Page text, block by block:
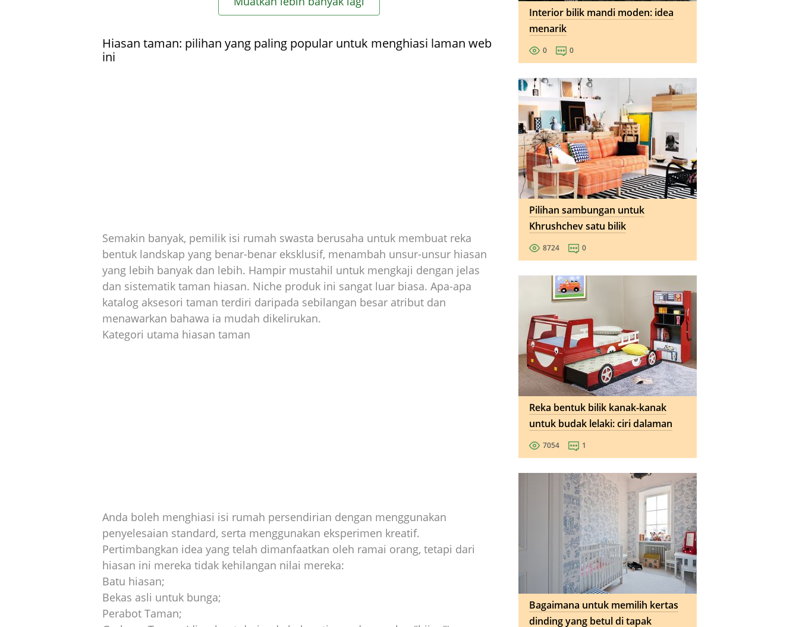
Hiasan taman: pilihan yang paling popular untuk menghiasi laman web
ini
Semakin banyak, pemilik isi rumah swasta berusaha untuk membuat reka
bentuk landskap yang benar-benar eksklusif, menambah unsur-unsur hiasan
yang lebih banyak dan lebih. Hampir mustahil untuk mengkaji dengan jelas
dan sistematik taman hiasan. Niche produk ini sangat luar biasa. Apa-apa
katalog aksesori taman terdiri daripada sebilangan besar atribut dan
menawarkan bahawa ia mudah dikelirukan.
Kategori utama hiasan taman
Anda boleh menghiasi isi rumah persendirian dengan menggunakan
penyelesaian standard, serta menggunakan eksperimen kreatif.
Pertimbangkan idea yang telah dimanfaatkan oleh ramai orang, tetapi dari
hiasan ini mereka tidak kehilangan nilai mereka:
Batu hiasan;
Bekas asli untuk bunga;
Perabot Taman;
Interior bilik mandi moden: idea
menarik
0 0
Pilihan sambungan untuk
Khrushchev satu bilik
8724 0
Reka bentuk bilik kanak-kanak
untuk budak lelaki: ciri dalaman
7054 1
Bagaimana untuk memilih kertas
dinding yang betul di tapak